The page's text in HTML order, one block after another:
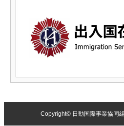
Copyright© 日動国際事業協同